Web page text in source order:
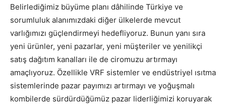
Belirlediğimiz büyüme planı dâhilinde Türkiye ve
sorumluluk alanımızdaki diğer ülkelerde mevcut
varlığımızı güçlendirmeyi hedefliyoruz. Bunun yanı sıra
yeni ürünler, yeni pazarlar, yeni müşteriler ve yenilikçi
satış dağıtım kanalları ile de ciromuzu artırmayı
amaçlıyoruz. Özellikle VRF sistemler ve endüstriyel ısıtma
sistemlerinde pazar payımızı artırmayı ve yoğuşmalı
kombilerde sürdürdüğümüz pazar liderliğimizi koruyarak